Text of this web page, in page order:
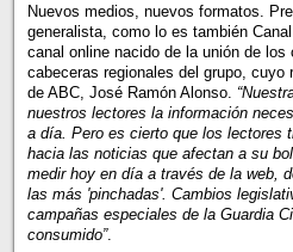
Nuevos medios, nuevos formatos.
generalista, como lo es también
canal online nacido de la unión de
cabeceras regionales del grupo, cuyo
de ABC, José Ramón Alonso.
nuestros lectores la información
a día. Pero es cierto que los lectores
hacia las noticias que afectan a su
medir hoy en día a través de la web,
las más 'pinchadas'. Cambios
campañas especiales de la Guardia
consumido”.